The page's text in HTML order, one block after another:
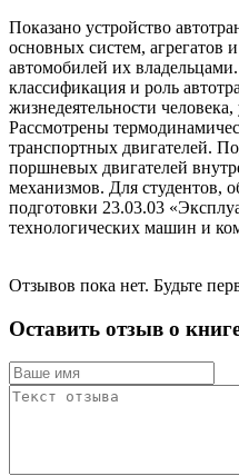
Показано устройство
основных систем, агрегатов
автомобилей их
классификация и роль
жизнедеятельности
Рассмотрены
транспортных двигателей.
поршневых двигателей
механизмов. Для студентов,
подготовки 23.03.03
технологических машин и
Отзывов пока нет. Будьте
Оставить отзыв о